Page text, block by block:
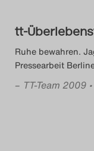
tt-
Ruhe bewahren.
Pressearbeit
– TT-Team 2009